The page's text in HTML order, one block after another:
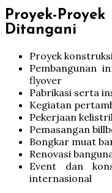
Proyek-
Ditangani
Proyek
Pembangunan
flyover
Pabrikasi serta
Kegiatan
Pekerjaan
Pemasangan
Bongkar muat
Renovasi
Event dan
internasional